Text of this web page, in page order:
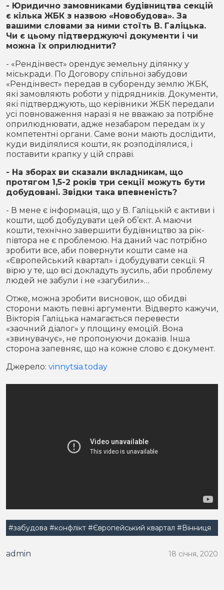
- Юридично замовниками будівництва секцій
є кілька ЖБК з назвою «Новобудова». За
вашими словами за ними стоїть В. Галіцька.
Чи є цьому підтверджуючі документи і чи
можна їх оприлюднити?
- «Рендінвест» орендує земельну ділянку у
міськради. По Договору спільної забудови
«Рендінвест» передав в суборенду землю ЖБК,
які замовляють роботи у підрядників. Документи,
які підтверджують, що керівники ЖБК передали
усі повноваження наразі я не вважаю за потрібне
оприлюднювати, адже незабаром передам їх у
компетентні органи. Саме вони мають дослідити,
куди виділялися кошти, як розподілялися, і
поставити крапку у цій справі.
- На зборах ви сказали вкладникам, що
протягом 1,5-2 років три секції можуть бути
добудовані. Звідки така впевненість?
- В мене є інформація, що у В. Галіцькій є активи і
кошти, щоб добудувати цей об’єкт. А маючи
кошти, технічно завершити будівництво за рік-
півтора не є проблемою. На даний час потрібно
зробити все, аби повернути кошти саме на
«Європейський квартал» і добудувати секції. Я
вірю у те, що всі докладуть зусиль, аби проблему
людей не забули і не «загубили»…
Отже, можна зробити висновок, що обидві
сторони мають певні аргументи. Відверто кажучи,
Вікторія Галіцька намагається перевести
«заочний діалог» у площину емоцій. Вона
«звинувачує», не пропонуючи доказів. Інша
сторона запевняє, що на кожне слово є документ.
Джерело: vinnytsia.today
#забудова #конфлікт #Європейський квартал #Вінниця
admin 18 січня, 2020